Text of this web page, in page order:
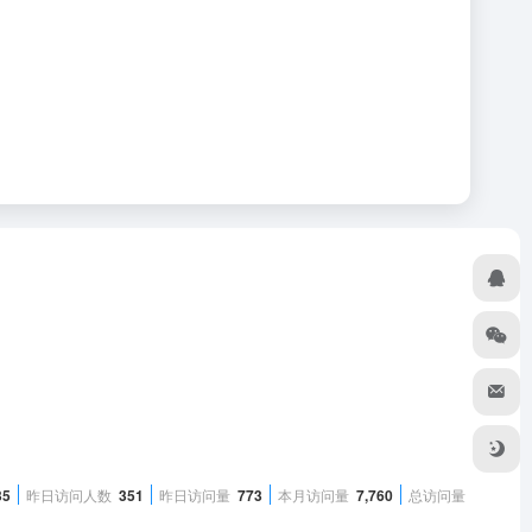
昨日访问人数 351 昨日访问量 773 本月访问量 7,760 总访问量